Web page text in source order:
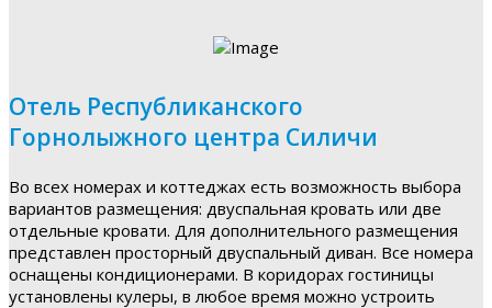
Отель Республиканского
Горнолыжного центра Силичи
Во всех номерах и коттеджах есть возможность выбора
вариантов размещения: двуспальная кровать или две
отдельные кровати. Для дополнительного размещения
представлен просторный двуспальный диван. Все номера
оснащены кондиционерами. В коридорах гостиницы
установлены кулеры, в любое время можно устроить